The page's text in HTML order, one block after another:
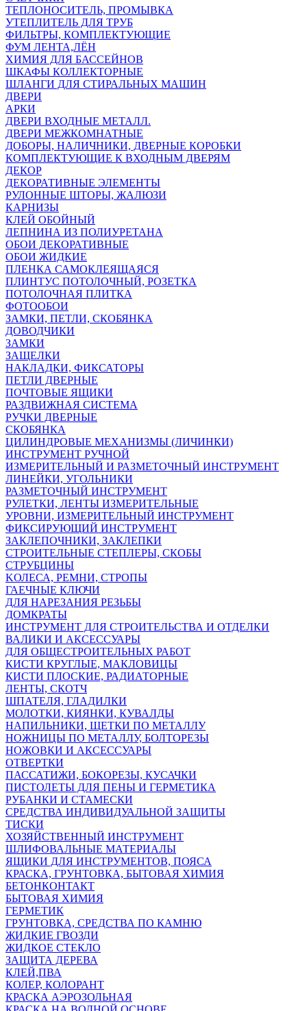
ТЕПЛОНОСИТЕЛЬ, ПРОМЫВКА
УТЕПЛИТЕЛЬ ДЛЯ ТРУБ
ФИЛЬТРЫ, КОМПЛЕКТУЮЩИЕ
ФУМ ЛЕНТА,ЛЁН
ХИМИЯ ДЛЯ БАССЕЙНОВ
ШКАФЫ КОЛЛЕКТОРНЫЕ
ШЛАНГИ ДЛЯ СТИРАЛЬНЫХ МАШИН
ДВЕРИ
АРКИ
ДВЕРИ ВХОДНЫЕ МЕТАЛЛ.
ДВЕРИ МЕЖКОМНАТНЫЕ
ДОБОРЫ, НАЛИЧНИКИ, ДВЕРНЫЕ КОРОБКИ
КОМПЛЕКТУЮЩИЕ К ВХОДНЫМ ДВЕРЯМ
ДЕКОР
ДЕКОРАТИВНЫЕ ЭЛЕМЕНТЫ
РУЛОННЫЕ ШТОРЫ, ЖАЛЮЗИ
КАРНИЗЫ
КЛЕЙ ОБОЙНЫЙ
ЛЕПНИНА ИЗ ПОЛИУРЕТАНА
ОБОИ ДЕКОРАТИВНЫЕ
ОБОИ ЖИДКИЕ
ПЛЕНКА САМОКЛЕЯЩАЯСЯ
ПЛИНТУС ПОТОЛОЧНЫЙ, РОЗЕТКА
ПОТОЛОЧНАЯ ПЛИТКА
ФОТООБОИ
ЗАМКИ, ПЕТЛИ, СКОБЯНКА
ДОВОДЧИКИ
ЗАМКИ
ЗАЩЕЛКИ
НАКЛАДКИ, ФИКСАТОРЫ
ПЕТЛИ ДВЕРНЫЕ
ПОЧТОВЫЕ ЯЩИКИ
РАЗДВИЖНАЯ СИСТЕМА
РУЧКИ ДВЕРНЫЕ
СКОБЯНКА
ЦИЛИНДРОВЫЕ МЕХАНИЗМЫ (ЛИЧИНКИ)
ИНСТРУМЕНТ РУЧНОЙ
ИЗМЕРИТЕЛЬНЫЙ И РАЗМЕТОЧНЫЙ ИНСТРУМЕНТ
ЛИНЕЙКИ, УГОЛЬНИКИ
РАЗМЕТОЧНЫЙ ИНСТРУМЕНТ
РУЛЕТКИ, ЛЕНТЫ ИЗМЕРИТЕЛЬНЫЕ
УРОВНИ, ИЗМЕРИТЕЛЬНЫЙ ИНСТРУМЕНТ
ФИКСИРУЮЩИЙ ИНСТРУМЕНТ
ЗАКЛЕПОЧНИКИ, ЗАКЛЕПКИ
СТРОИТЕЛЬНЫЕ СТЕПЛЕРЫ, СКОБЫ
СТРУБЦИНЫ
KОЛЕСА, РЕМНИ, СТРОПЫ
ГАЕЧНЫЕ КЛЮЧИ
ДЛЯ НАРЕЗАНИЯ РЕЗЬБЫ
ДОМКРАТЫ
ИНСТРУМЕНТ ДЛЯ СТРОИТЕЛЬСТВА И ОТДЕЛКИ
ВАЛИКИ И АКСЕССУАРЫ
ДЛЯ ОБЩЕСТРОИТЕЛЬНЫХ РАБОТ
КИСТИ КРУГЛЫЕ, МАКЛОВИЦЫ
КИСТИ ПЛОСКИЕ, РАДИАТОРНЫЕ
ЛЕНТЫ, СКОТЧ
ШПАТЕЛЯ, ГЛАДИЛКИ
МОЛОТКИ, КИЯНКИ, КУВАЛДЫ
НАПИЛЬНИКИ, ЩЕТКИ ПО МЕТАЛЛУ
НОЖНИЦЫ ПО МЕТАЛЛУ, БОЛТОРЕЗЫ
НОЖОВКИ И АКСЕССУАРЫ
ОТВЕРТКИ
ПАССАТИЖИ, БОКОРЕЗЫ, КУСАЧКИ
ПИСТОЛЕТЫ ДЛЯ ПЕНЫ И ГЕРМЕТИКА
РУБАНКИ И СТАМЕСКИ
СРЕДСТВА ИНДИВИДУАЛЬНОЙ ЗАЩИТЫ
ТИСКИ
ХОЗЯЙСТВЕННЫЙ ИНСТРУМЕНТ
ШЛИФОВАЛЬНЫЕ МАТЕРИАЛЫ
ЯЩИКИ ДЛЯ ИНСТРУМЕНТОВ, ПОЯСА
КРАСКА, ГРУНТОВКА, БЫТОВАЯ ХИМИЯ
БЕТОНКОНТАКТ
БЫТОВАЯ ХИМИЯ
ГЕРМЕТИК
ГРУНТОВКА, СРЕДСТВА ПО КАМНЮ
ЖИДКИЕ ГВОЗДИ
ЖИДКОЕ СТЕКЛО
ЗАЩИТА ДЕРЕВА
КЛЕЙ,ПВА
КОЛЕР, КОЛОРАНТ
КРАСКА АЭРОЗОЛЬНАЯ